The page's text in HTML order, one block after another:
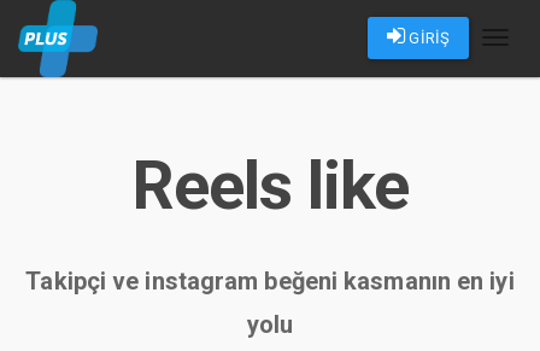
GİRİŞ
Reels like
Takipçi ve instagram beğeni kasmanın en iyi
yolu